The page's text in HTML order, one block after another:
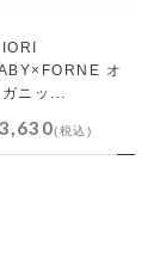
IORI
オ
ガニッ...
(税込)